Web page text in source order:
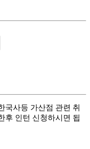
국사등 가산점 관련 취
후 인턴 신청하시면 됩